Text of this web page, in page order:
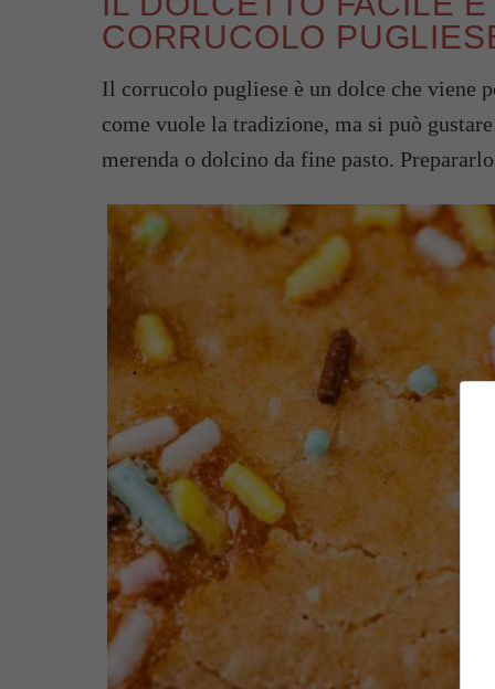
CORRUCOLO
Il corrucolo pugliese è un dolce che viene
come vuole la tradizione, ma si può
merenda o dolcino da fine pasto.